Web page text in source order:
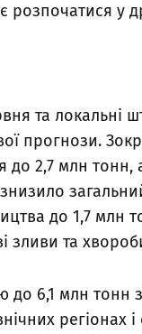
розпочатися у
та локальні
прогнози.
до 2,7 млн тонн,
до 1,7 млн
та хвороби
до 6,1 млн
регіонах